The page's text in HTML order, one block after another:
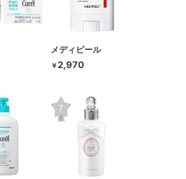
メディピール
￥2,970